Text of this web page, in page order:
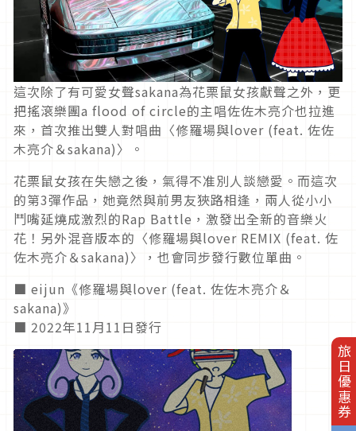
旅日優惠券
這次除了有可愛女聲sakana為花栗鼠女孩獻聲之外，更
把搖滾樂團a flood of circle的主唱佐佐木亮介也拉進
來，首次推出雙人對唱曲〈修羅場與lover (feat. 佐佐
木亮介＆sakana)〉。
花栗鼠女孩在失戀之後，氣得不准別人談戀愛。而這次
的第3彈作品，她竟然與前男友狹路相逢，兩人從小小
鬥嘴延燒成激烈的Rap Battle，激發出全新的音樂火
花！另外混音版本的〈修羅場與lover REMIX (feat. 佐
佐木亮介＆sakana)〉，也會同步發行數位單曲。
■ eijun《修羅場與lover (feat. 佐佐木亮介＆
sakana)》
■ 2022年11月11日發行